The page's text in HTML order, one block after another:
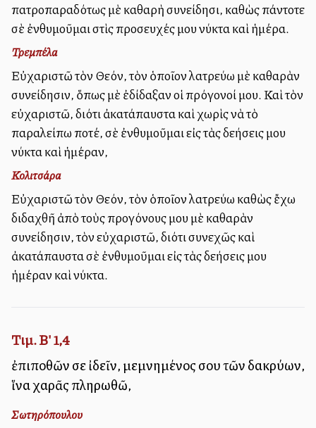
πατροπαραδότως μὲ καθαρὴ συνείδησι, καθὼς πάντοτε
σὲ ἐνθυμοῦμαι στὶς προσευχές μου νύκτα καὶ ἡμέρα.
Τρεμπέλα
Εὐχαριστῶ τὸν Θεόν, τὸν ὁποῖον λατρεύω μὲ καθαρὰν
συνείδησιν, ὅπως μὲ ἐδίδαξαν οἱ πρόγονοί μου. Καὶ τὸν
εὐχαριστῶ, διότι ἀκατάπαυστα καὶ χωρὶς νὰ τὸ
παραλείπω ποτέ, σὲ ἐνθυμοῦμαι εἰς τὰς δεήσεις μου
νύκτα καὶ ἡμέραν,
Κολιτσάρα
Εὐχαριστῶ τὸν Θεόν, τὸν ὁποῖον λατρεύω καθὼς ἔχω
διδαχθῆ ἀπὸ τοὺς προγόνους μου μὲ καθαρὰν
συνείδησιν, τὸν εὐχαριστῶ, διότι συνεχῶς καὶ
ἀκατάπαυστα σὲ ἐνθυμοῦμαι εἰς τὰς δεήσεις μου
ἡμέραν καὶ νύκτα.
Τιμ. Β' 1,4
ἐπιποθῶν σε ἰδεῖν, μεμνημένος σου τῶν δακρύων,
ἵνα χαρᾶς πληρωθῶ,
Σωτηρόπουλου